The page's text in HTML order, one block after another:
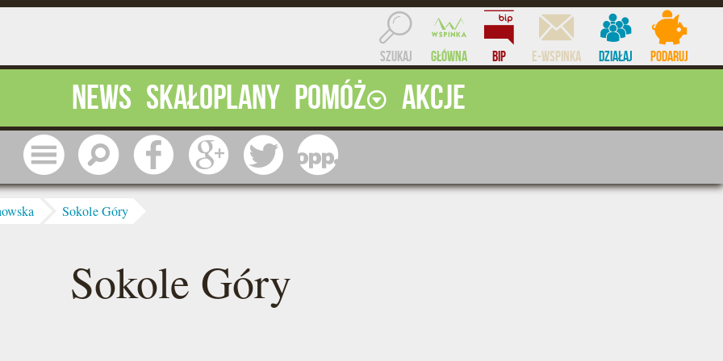
Szukaj Główna BIP e-WSPINKA Działaj Podaruj
News Skałoplany Pomóż Akcje
Menu Szukaj Facebook Google Twitter
Sokole Góry
Sokole Góry